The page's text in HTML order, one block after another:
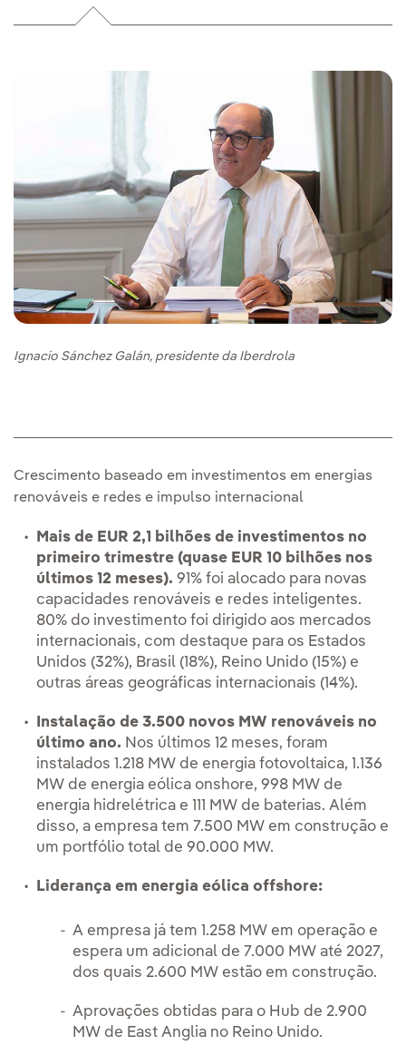
Ignacio Sánchez Galán, presidente da Iberdrola
Crescimento baseado em investimentos em energias
renováveis e redes e impulso internacional
Mais de EUR 2,1 bilhões de investimentos no
primeiro trimestre (quase EUR 10 bilhões nos
últimos 12 meses). 91% foi alocado para novas
capacidades renováveis e redes inteligentes.
80% do investimento foi dirigido aos mercados
internacionais, com destaque para os Estados
Unidos (32%), Brasil (18%), Reino Unido (15%) e
outras áreas geográficas internacionais (14%).
Instalação de 3.500 novos MW renováveis no
último ano. Nos últimos 12 meses, foram
instalados 1.218 MW de energia fotovoltaica, 1.136
MW de energia eólica onshore, 998 MW de
energia hidrelétrica e 111 MW de baterias. Além
disso, a empresa tem 7.500 MW em construção e
um portfólio total de 90.000 MW.
Liderança em energia eólica offshore:
A empresa já tem 1.258 MW em operação e
espera um adicional de 7.000 MW até 2027,
dos quais 2.600 MW estão em construção.
Aprovações obtidas para o Hub de 2.900
MW de East Anglia no Reino Unido.